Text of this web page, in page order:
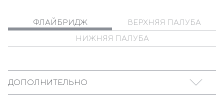
ФЛАЙБРИДЖ
ВЕРХНЯЯ ПАЛУБА
НИЖНЯЯ ПАЛУБА
ДОПОЛНИТЕЛЬНО